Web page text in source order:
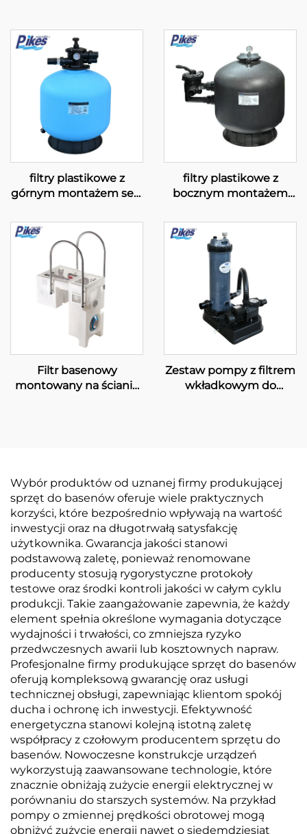
filtry plastikowe z
górnym montażem serii
filtry plastikowe z
bocznym montażem
Filtr basenowy
montowany na ścianie
Zestaw pompy z filtrem
wkładkowym do
Wybór produktów od uznanej firmy produkującej
sprzęt do basenów oferuje wiele praktycznych
korzyści, które bezpośrednio wpływają na wartość
inwestycji oraz na długotrwałą satysfakcję
użytkownika. Gwarancja jakości stanowi
podstawową zaletę, ponieważ renomowane
producenty stosują rygorystyczne protokoły
testowe oraz środki kontroli jakości w całym cyklu
produkcji. Takie zaangażowanie zapewnia, że każdy
element spełnia określone wymagania dotyczące
wydajności i trwałości, co zmniejsza ryzyko
przedwczesnych awarii lub kosztownych napraw.
Profesjonalne firmy produkujące sprzęt do basenów
oferują kompleksową gwarancję oraz usługi
technicznej obsługi, zapewniając klientom spokój
ducha i ochronę ich inwestycji. Efektywność
energetyczna stanowi kolejną istotną zaletę
współpracy z czołowym producentem sprzętu do
basenów. Nowoczesne konstrukcje urządzeń
wykorzystują zaawansowane technologie, które
znacznie obniżają zużycie energii elektrycznej w
porównaniu do starszych systemów. Na przykład
pompy o zmiennej prędkości obrotowej mogą
obniżyć zużycie energii nawet o siedemdziesiąt